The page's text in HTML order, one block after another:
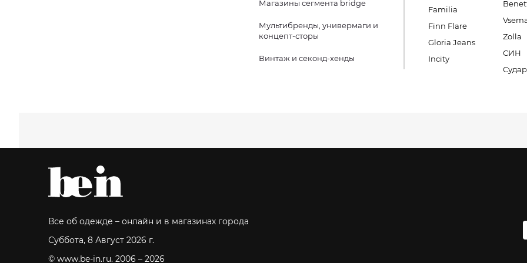
Магазины сегмента bridge
Мультибренды, универмаги и
концепт-сторы
Винтаж и секонд-хенды
Familia
Finn Flare
Gloria Jeans
Incity
Zolla
СИН
Все об одежде – онлайн и в магазинах города
Суббота, 8 Август 2026 г.
© www.be-in.ru. 2006 – 2026